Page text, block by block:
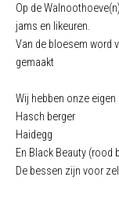
Op de
jams en likeuren.
Van de bloesem word
gemaakt
Wij hebben onze
Hasch berger
Haidegg
En Black Beauty (rood
De bessen zijn voor